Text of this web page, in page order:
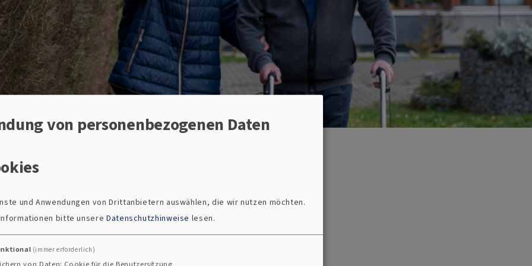
von personenbezogenen Daten
und Anwendungen von Drittanbietern auswählen, die wir nutzen möchten.
bitte unsere Datenschutzhinweise lesen.
(immer erforderlich)
von Daten: Cookie für die Benutzersitzung